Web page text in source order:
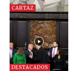
CARTAZ
DESTACADOS